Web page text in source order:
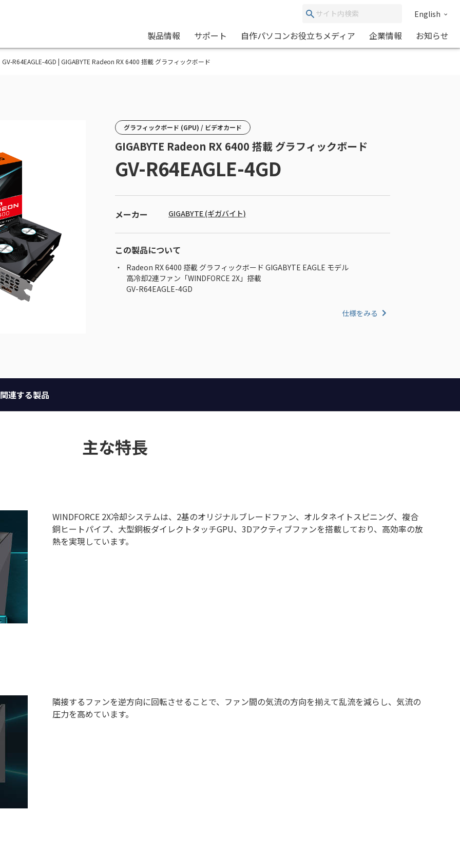
English
製品情報 サポート 自作パソコンお役立ちメディア 企業情報 お知らせ
GV-R64EAGLE-4GD | GIGABYTE Radeon RX 6400 搭載 グラフィックボード
グラフィックボード (GPU) / ビデオカード
GIGABYTE Radeon RX 6400 搭載 グラフィックボード
GV-R64EAGLE-4GD
メーカー GIGABYTE (ギガバイト)
この製品について
Radeon RX 6400 搭載 グラフィックボード GIGABYTE EAGLE モデル
高冷却2連ファン「WINDFORCE 2X」搭載
GV-R64EAGLE-4GD
仕様をみる
関連する製品
主な特長
WINDFORCE 2X冷却システムは、2基のオリジナルブレードファン、オルタネイトスピニング、複合
銅ヒートパイプ、大型銅板ダイレクトタッチGPU、3Dアクティブファンを搭載しており、高効率の放
熱を実現しています。
隣接するファンを逆方向に回転させることで、ファン間の気流の方向を揃えて乱流を減らし、気流の
圧力を高めています。